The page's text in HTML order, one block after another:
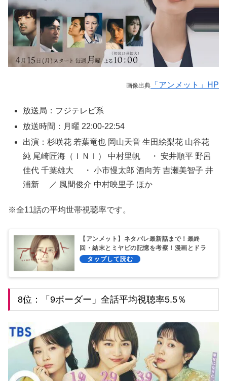
画像出典 「アンメット」HP
放送局：フジテレビ系
放送時間：月曜 22:00-22:54
出演：杉咲花 若葉竜也 岡山天音 生田絵梨花 山谷花
純 尾崎匠海（ＩＮＩ） 中村里帆 ・ 安井順平 野呂
佳代 千葉雄大 ・ 小市慢太郎 酒向芳 吉瀬美智子 井
浦新 ／ 風間俊介 中村映里子 ほか
※全11話の平均世帯視聴率です。
【アンメット】ネタバレ最新話まで！最終
回・結末とミヤビの記憶を考察！漫画とドラ
マの違いは？
8位：「9ボーダー」全話平均視聴率5.5％